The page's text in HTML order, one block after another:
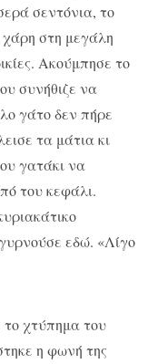
σεντόνια, το
χάρη στη μεγάλη
Ακούμπησε το
συνήθιζε να
γάτο δεν πήρε
τα μάτια κι
γατάκι να
του κεφάλι.
εδώ. «Λίγο
χτύπημα του
η φωνή της